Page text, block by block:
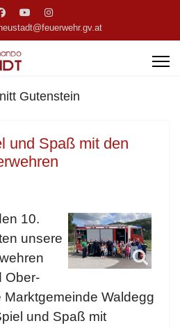
Gutenstein
und Spaß mit den
10.
unsere
Ober-
Marktgemeinde Waldegg
und Spaß mit